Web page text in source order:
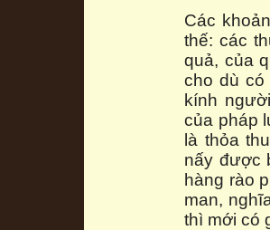
Các
thế: các
quả, của
cho dù
kính
của pháp
là thỏa
nấy được
hàng rào
man,
thì mới có